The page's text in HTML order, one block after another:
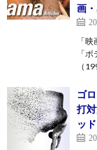
画・
「
「
（
ゴ
打
ッ